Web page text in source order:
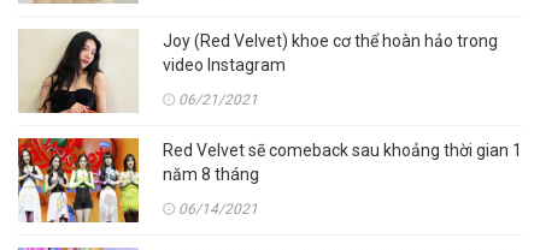
Joy (Red Velvet) khoe cơ thể hoàn hảo trong
video Instagram
06/21/2021
Red Velvet sẽ comeback sau khoảng thời gian 1
năm 8 tháng
06/14/2021